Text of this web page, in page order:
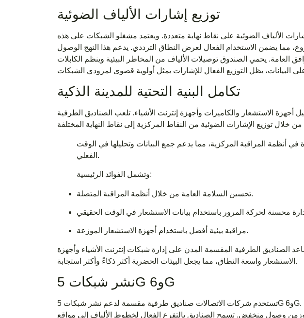
توزيع إشارات الألياف الضوئية
الألياف الضوئية على نقاط نهاية متعددة. ويعتمد مشغلو الشبكات على هذه
مما يضمن الاستخدام الفعال لعرض النطاق الترددي. يدعم هذا النهج الوصول
العامة. يحمي الصندوق توصيلات الألياف من المخاطر البيئية وينظم الكابلات
تكامل البنية التحتية للمدينة الذكية
الاستشعار والكاميرات وأجهزة إنترنت الأشياء. تلعب الصناديق الطرفية
في أنظمة المراقبة المركزية، مما يدعم جمع البيانات وتحليلها في الوقت
الفعلي.
وتشمل الفوائد الرئيسية:
تحسين السلامة العامة من خلال أنظمة المراقبة المتصلة.
مراقبة بيئية أفضل باستخدام أجهزة الاستشعار الموزعة.
الصناديق الطرفية المقسمة المدن على إدارة شبكات إنترنت الأشياء وأجهزة
الاستشعار واسعة النطاق، مما يجعل البيئات الحضرية أكثر ذكاءً وأكثر استجابة.
نشر شبكات 5G و6G
تستخدم شركات الاتصالات صناديق طرفية مقسمة لدعم نشر شبكات 5G و6G. تتطلب هذه التقنيات اللاسلكية المتقدمة شبكة من
وزمن وصول منخفض. تسمح الصناديق بالتفرع الفعال لخطوط الألياف إلى مواقع